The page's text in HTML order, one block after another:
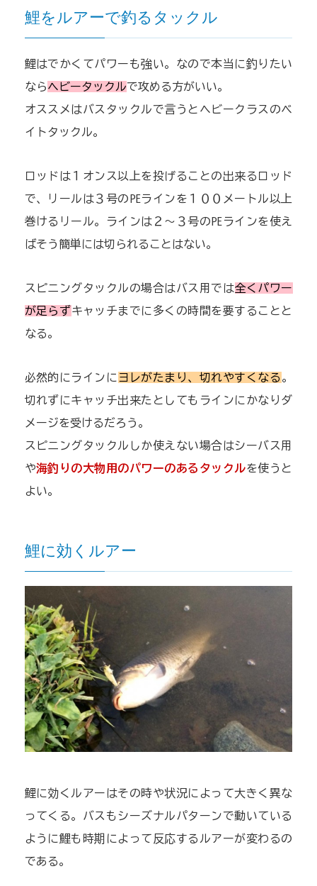
鯉をルアーで釣るタックル
鯉はでかくてパワーも強い。なので本当に釣りたい
ならヘビータックルで攻める方がいい。
オススメはバスタックルで言うとヘビークラスのベ
イトタックル。
ロッドは１オンス以上を投げることの出来るロッド
で、リールは３号のPEラインを１００メートル以上
巻けるリール。ラインは２〜３号のPEラインを使え
ばそう簡単には切られることはない。
スピニングタックルの場合はバス用では全くパワー
が足らずキャッチまでに多くの時間を要することと
なる。
必然的にラインに ヨレがたまり、切れやすくなる 。
切れずにキャッチ出来たとしてもラインにかなりダ
メージを受けるだろう。
スピニングタックルしか使えない場合はシーバス用
や海釣りの大物用のパワーのあるタックルを使うと
よい。
鯉に効くルアー
鯉に効くルアーはその時や状況によって大きく異な
ってくる。バスもシーズナルパターンで動いている
ように鯉も時期によって反応するルアーが変わるの
である。